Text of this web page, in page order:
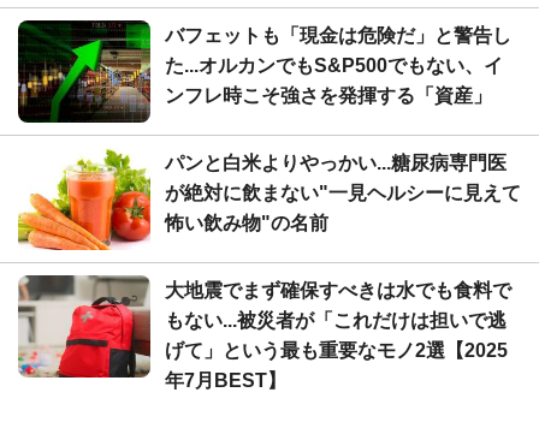
バフェットも「現金は危険だ」と警告し
た...オルカンでもS&P500でもない、イ
ンフレ時こそ強さを発揮する「資産」
パンと白米よりやっかい...糖尿病専門医
が絶対に飲まない"一見ヘルシーに見えて
怖い飲み物"の名前
大地震でまず確保すべきは水でも食料で
もない...被災者が「これだけは担いで逃
げて」という最も重要なモノ2選【2025
年7月BEST】